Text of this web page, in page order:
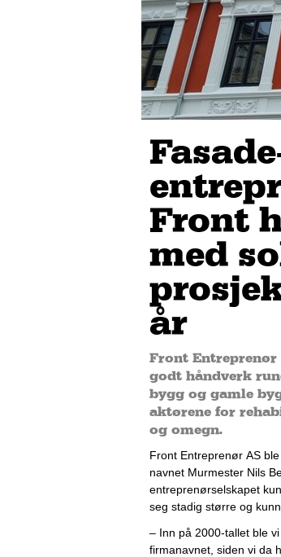
Front
med
år
Front Entreprenør
godt håndverk
bygg og gamle
aktørene for
og omegn.
Front Entreprenør AS
navnet Murmester Nils
entreprenørselskapet
seg stadig større og
– Inn på 2000-tallet ble
firmanavnet, siden vi da